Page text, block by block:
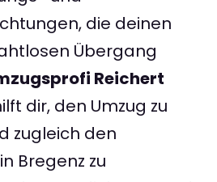
die deinen
Übergang
Reichert
dir, den Umzug zu
zugleich den
Bregenz zu